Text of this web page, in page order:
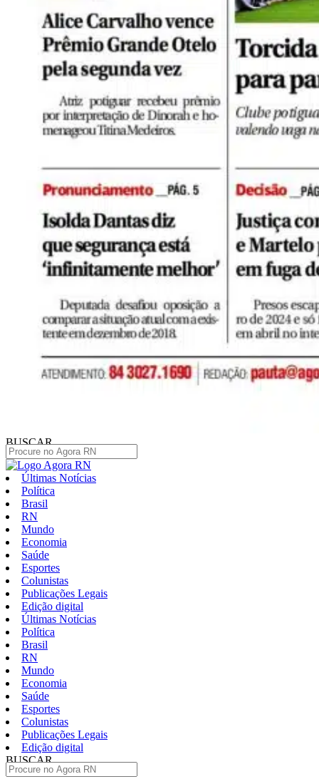
BUSCAR
Últimas Notícias
Política
Brasil
RN
Mundo
Economia
Saúde
Esportes
Colunistas
Publicações Legais
Edição digital
Últimas Notícias
Política
Brasil
RN
Mundo
Economia
Saúde
Esportes
Colunistas
Publicações Legais
Edição digital
BUSCAR